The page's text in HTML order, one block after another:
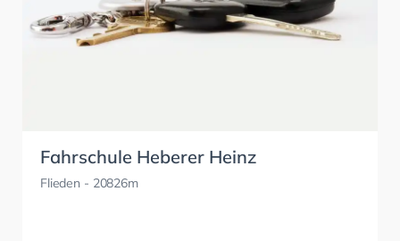
Fahrschule Heberer Heinz
Flieden - 20826m